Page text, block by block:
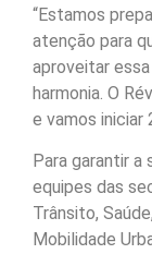
“Estamos
atenção para
aproveitar
harmonia. O
e vamos iniciar
Para garantir
equipes das
Trânsito,
Mobilidade